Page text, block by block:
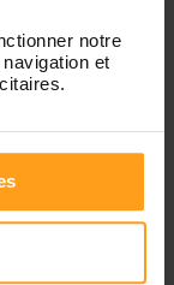
notre
et
à 00:00
à 00:30
à 00:00
?